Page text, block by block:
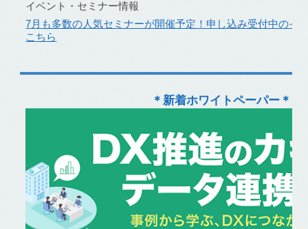
イベント・セミナー情報
7月も多数の人気セミナーが開催予定！申し込み受付中のイ
こちら
＊新着ホワイトペーパー＊